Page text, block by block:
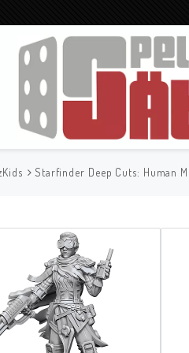
Starfinder Deep Cuts: Human